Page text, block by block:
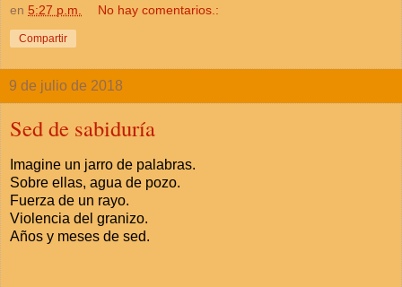
en 5:27 p.m. No hay comentarios.:
Compartir
9 de julio de 2018
Sed de sabiduría
Imagine un jarro de palabras.
Sobre ellas, agua de pozo.
Fuerza de un rayo.
Violencia del granizo.
Años y meses de sed.